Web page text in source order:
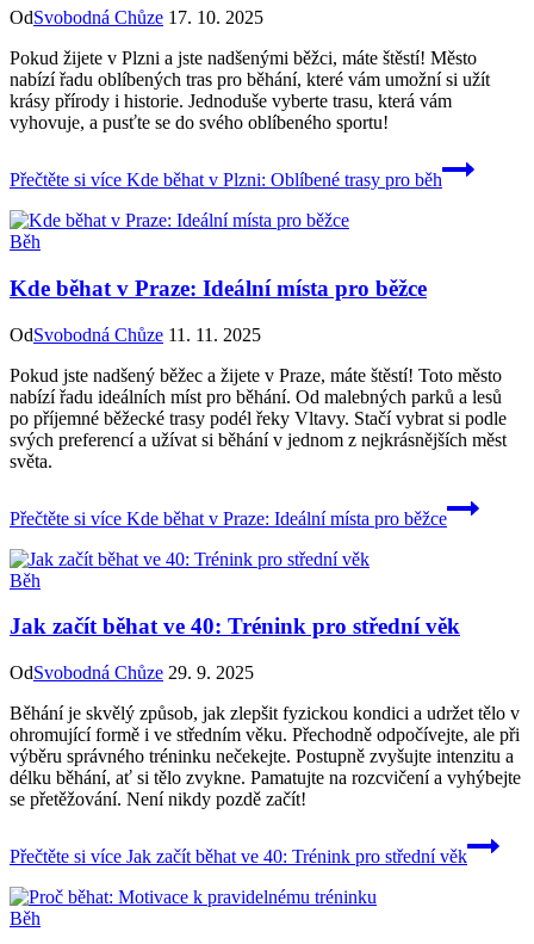
OdSvobodná Chůze 17. 10. 2025
Pokud žijete v Plzni a jste nadšenými běžci, máte štěstí! Město
nabízí řadu oblíbených tras pro běhání, které vám umožní si užít
krásy přírody i historie. Jednoduše vyberte trasu, která vám
vyhovuje, a pusťte se do svého oblíbeného sportu!
Přečtěte si více Kde běhat v Plzni: Oblíbené trasy pro běh
Běh
Kde běhat v Praze: Ideální místa pro běžce
OdSvobodná Chůze 11. 11. 2025
Pokud jste nadšený běžec a žijete v Praze, máte štěstí! Toto město
nabízí řadu ideálních míst pro běhání. Od malebných parků a lesů
po příjemné běžecké trasy podél řeky Vltavy. Stačí vybrat si podle
svých preferencí a užívat si běhání v jednom z nejkrásnějších měst
světa.
Přečtěte si více Kde běhat v Praze: Ideální místa pro běžce
Běh
Jak začít běhat ve 40: Trénink pro střední věk
OdSvobodná Chůze 29. 9. 2025
Běhání je skvělý způsob, jak zlepšit fyzickou kondici a udržet tělo v
ohromující formě i ve středním věku. Přechodně odpočívejte, ale při
výběru správného tréninku nečekejte. Postupně zvyšujte intenzitu a
délku běhání, ať si tělo zvykne. Pamatujte na rozcvičení a vyhýbejte
se přetěžování. Není nikdy pozdě začít!
Přečtěte si více Jak začít běhat ve 40: Trénink pro střední věk
Běh